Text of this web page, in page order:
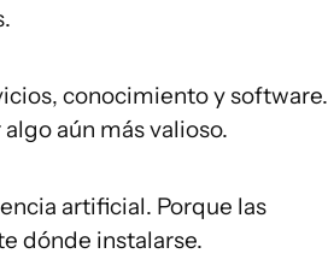
conocimiento y software.
aún más valioso.
artificial. Porque las
dónde instalarse.